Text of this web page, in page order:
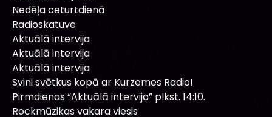
Nedēļa ceturtdienā
Radioskatuve
Aktuālā intervija
Aktuālā intervija
Aktuālā intervija
Svini svētkus kopā ar Kurzemes Radio!
Pirmdienas “Aktuālā intervija” plkst. 14:10.
Rockmūzikas vakara viesis